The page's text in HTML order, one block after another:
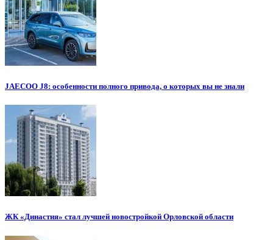
JAECOO J8: особенности полного привода, о которых вы не знали
ЖК «Династия» стал лучшей новостройкой Орловской области